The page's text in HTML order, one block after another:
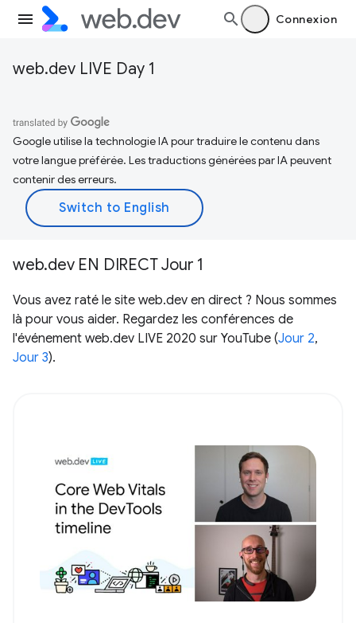
Connexion
web.dev LIVE Day 1
Google utilise la technologie IA pour traduire le contenu dans
votre langue préférée. Les traductions générées par IA peuvent
contenir des erreurs.
web.dev EN DIRECT Jour 1
Vous avez raté le site web.dev en direct ? Nous sommes
là pour vous aider. Regardez les conférences de
l'événement web.dev LIVE 2020 sur YouTube (Jour 2,
Jour 3).